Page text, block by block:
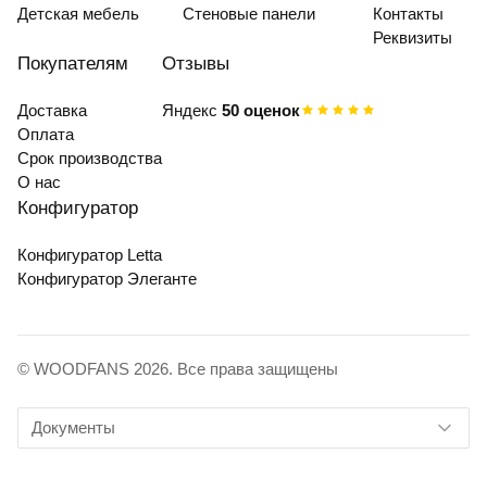
Детская мебель
Стеновые панели
Контакты
Реквизиты
Покупателям
Доставка
Оплата
Срок производства
О нас
Отзывы
Яндекс 50 оценок
Конфигуратор
Конфигуратор Letta
Конфигуратор Элеганте
© WOODFANS 2026. Все права защищены
Документы